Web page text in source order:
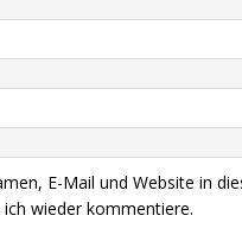
E-Mail und Website in
ich wieder kommentiere.